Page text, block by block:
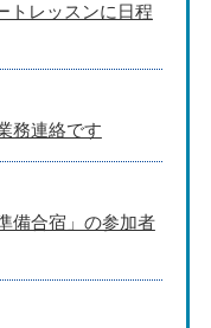
トレッスンに日程
務連絡です
備合宿」の参加者